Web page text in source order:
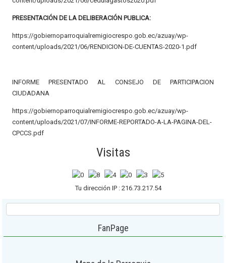
PRESENTACIÓN DE LA DELIBERACIÓN PUBLICA:
https://gobiernoparroquialremigiocrespo.gob.ec/azuay/wp-
content/uploads/2021/06/RENDICION-DE-CUENTAS-2020-1.pdf
INFORME PRESENTADO AL CONSEJO DE PARTICIPACION
CIUDADANA
https://gobiernoparroquialremigiocrespo.gob.ec/azuay/wp-
content/uploads/2021/07/INFORME-REPORTADO-A-LA-PAGINA-DEL-
CPCCS.pdf
Visitas
Tu dirección IP : 216.73.217.54
FanPage